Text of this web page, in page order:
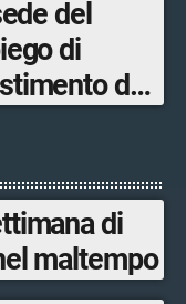
saràdel
di
da
di
maltempo